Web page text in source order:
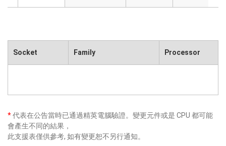
Socket Family Processor
*代表在公告當時已通過精英電腦驗證。變更元件或是 CPU 都可能
會產生不同的結果，
此支援表僅供參考, 如有變更恕不另行通知。